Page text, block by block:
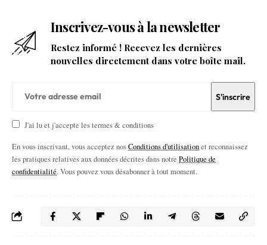
Inscrivez-vous à la newsletter
Restez informé ! Recevez les dernières
nouvelles directement dans votre boîte mail.
J'ai lu et j'accepte les termes & conditions
En vous inscrivant, vous acceptez nosConditions d'utilisationet reconnaissez
les pratiques relatives aux données décrites dans notre Politique de
confidentialité. Vous pouvez vous désabonner à tout moment.